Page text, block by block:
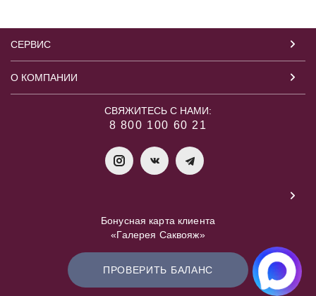
СЕРВИС
О КОМПАНИИ
СВЯЖИТЕСЬ С НАМИ:
8 800 100 60 21
Бонусная карта клиента
«Галерея Саквояж»
ПРОВЕРИТЬ БАЛАНС